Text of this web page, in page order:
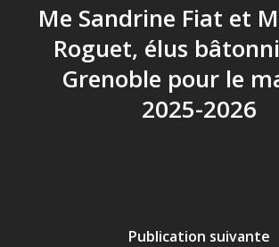
Me Sandrine Fiat et
Roguet, élus
Grenoble pour le
2025-2026
Publication suivante